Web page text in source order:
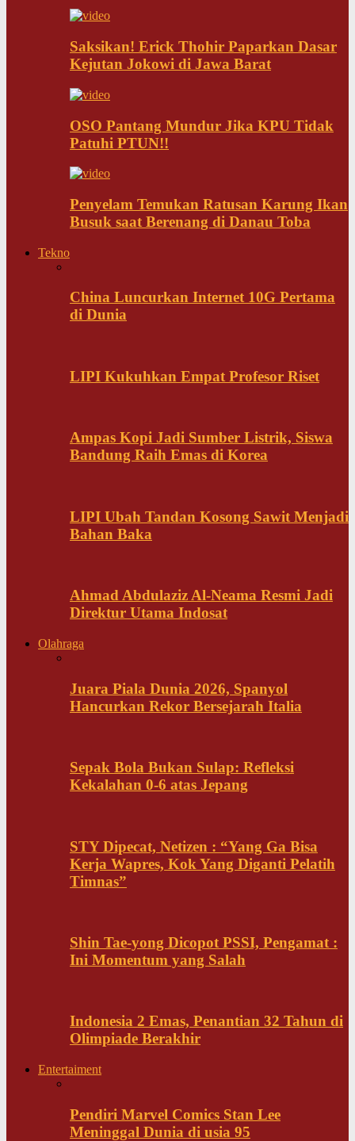
Saksikan! Erick Thohir Paparkan Dasar
Kejutan Jokowi di Jawa Barat
OSO Pantang Mundur Jika KPU Tidak
Patuhi PTUN!!
Penyelam Temukan Ratusan Karung Ikan
Busuk saat Berenang di Danau Toba
Tekno
China Luncurkan Internet 10G Pertama
di Dunia
LIPI Kukuhkan Empat Profesor Riset
Ampas Kopi Jadi Sumber Listrik, Siswa
Bandung Raih Emas di Korea
LIPI Ubah Tandan Kosong Sawit Menjadi
Bahan Baka
Ahmad Abdulaziz Al-Neama Resmi Jadi
Direktur Utama Indosat
Olahraga
Juara Piala Dunia 2026, Spanyol
Hancurkan Rekor Bersejarah Italia
Sepak Bola Bukan Sulap: Refleksi
Kekalahan 0-6 atas Jepang
STY Dipecat, Netizen : “Yang Ga Bisa
Kerja Wapres, Kok Yang Diganti Pelatih
Timnas”
Shin Tae-yong Dicopot PSSI, Pengamat :
Ini Momentum yang Salah
Indonesia 2 Emas, Penantian 32 Tahun di
Olimpiade Berakhir
Entertaiment
Pendiri Marvel Comics Stan Lee
Meninggal Dunia di usia 95